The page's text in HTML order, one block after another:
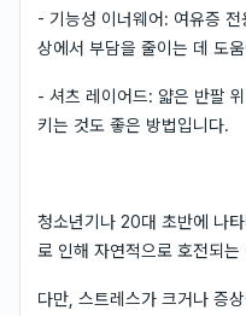
- 기능성 이너웨어: 여유증
상에서 부담을 줄이는 데 도
- 셔츠 레이어드: 얇은 반팔
키는 것도 좋은 방법입니다.
청소년기나 20대 초반에 나
로 인해 자연적으로 호전되는
다만, 스트레스가 크거나 증